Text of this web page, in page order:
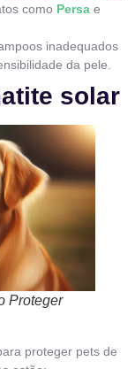
como Persa e
inadequados
da pele.
solar
Proteger
proteger pets de